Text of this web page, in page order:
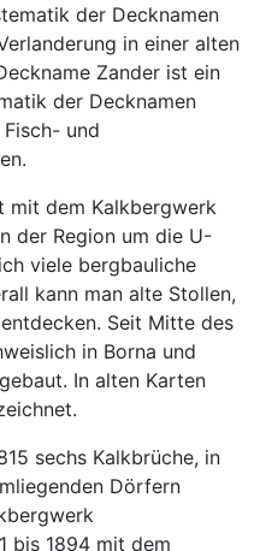
der Decknamen
in einer alten
Zander ist ein
der Decknamen
und
mit dem Kalkbergwerk
der Region um die U-
viele bergbauliche
kann man alte Stollen,
Seit Mitte des
in Borna und
In alten Karten
sechs Kalkbrüche, in
Dörfern
bis 1894 mit dem